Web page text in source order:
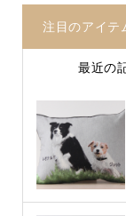
注目のアイテ
最近の